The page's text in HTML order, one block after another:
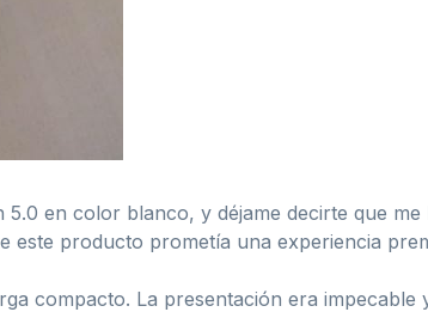
en color blanco, y déjame decirte que me
este producto prometía una experiencia
compacto. La presentación era impecable